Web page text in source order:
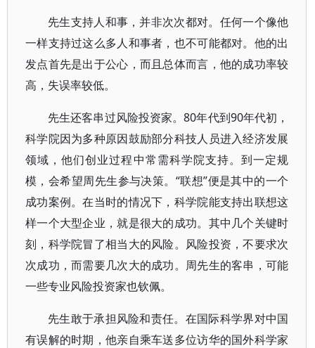
先生支持人和事，并非次次都对。任何一个像他
一样支持过这么多人和事者，也不可能都对。他的出
发点首先是出于公心，而且总体而言，他的成功率较
高，失误率较低。
先生还客串过风险投资家。80年代到90年代初，
科学院因为多种原因鼓励部分科技人员进入经济发展
领域，他们创业过程中常需科学院支持。到一定规
模，会希望周先生参与决策。“联想”便是其中的一个
成功案例。在当时的情况下，科学院能支持出联想这
样一个大型企业，就是很大的成功。其中几个关键时
刻，科学院冒了相当大的风险。风险投资，不要求次
次成功，而需要几次大的成功。周先生的客串，可能
一些专业风险投资家也钦佩。
先生敢于承担风险和责任。在国际科学界对中国
有误解的时期，他亲自乘车送多位访华的国外科学家